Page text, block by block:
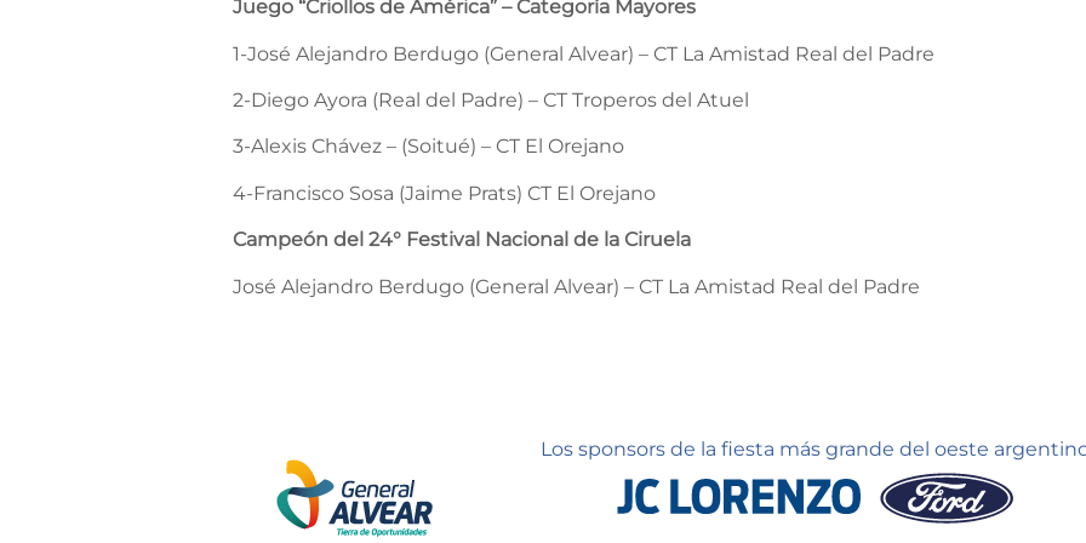
Juego “Criollos de América” – Categoría Mayores
1-José Alejandro Berdugo (General Alvear) – CT La Amistad Real del Padre
2-Diego Ayora (Real del Padre) – CT Troperos del Atuel
3-Alexis Chávez – (Soitué) – CT El Orejano
4-Francisco Sosa (Jaime Prats) CT El Orejano
Campeón del 24° Festival Nacional de la Ciruela
José Alejandro Berdugo (General Alvear) – CT La Amistad Real del Padre
Los sponsors de la fiesta más grande del oeste